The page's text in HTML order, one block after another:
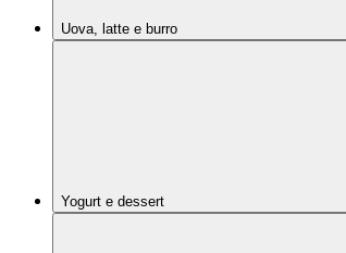
Uova, latte e burro
Yogurt e dessert